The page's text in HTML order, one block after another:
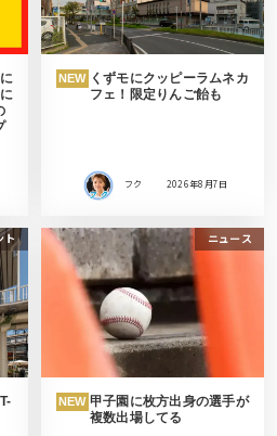
NEW くずモにクッピーラムネカ
フェ！限定りんご飴も
フク 2026年8月7日
ト ニュース
NEW 甲子園に枚方出身の選手が
複数出場してる